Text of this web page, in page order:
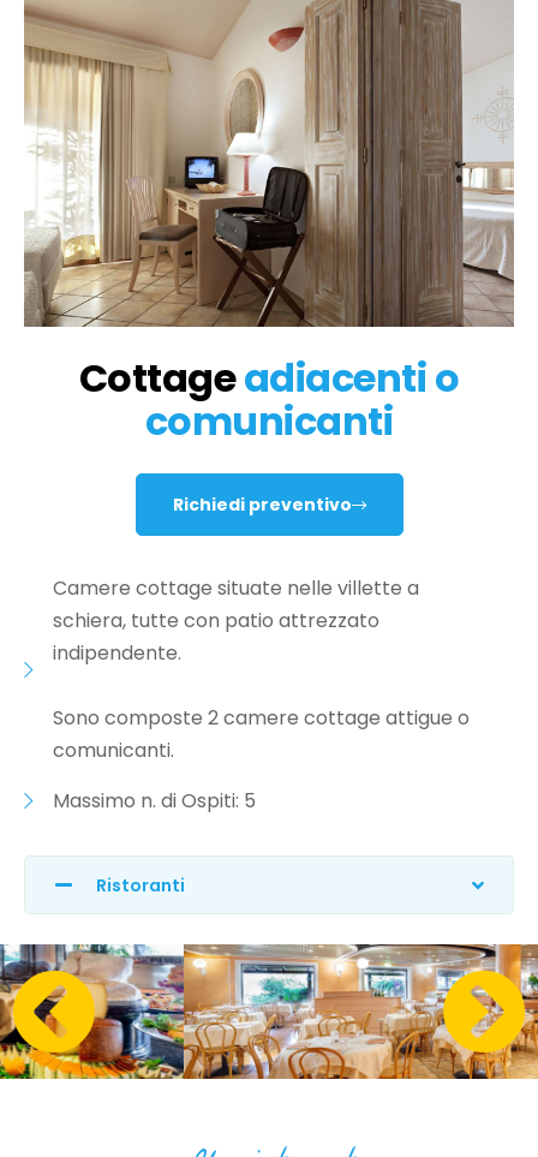
Cottageadiacenti o
comunicanti
Richiedi preventivo
Camere cottage situate nelle villette a
schiera, tutte con patio attrezzato
indipendente.
Sono composte 2 camere cottage attigue o
comunicanti.
Massimo n. di Ospiti: 5
Ristoranti